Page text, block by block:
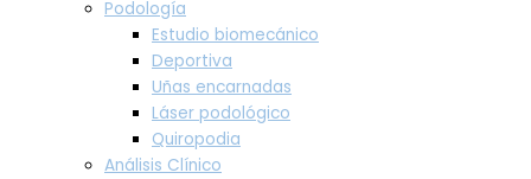
Podología
Estudio biomecánico
Deportiva
Uñas encarnadas
Láser podológico
Quiropodia
Análisis Clínico